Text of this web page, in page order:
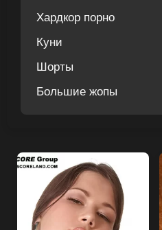
Хардкор порно
Куни
Шорты
Большие жопы